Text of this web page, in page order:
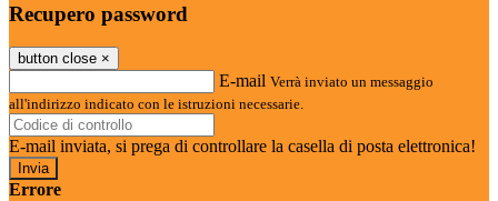
Recupero password
button close ×
E-mail Verrà inviato un messaggio
all'indirizzo indicato con le istruzioni necessarie.
E-mail inviata, si prega di controllare la casella di posta elettronica!
Errore